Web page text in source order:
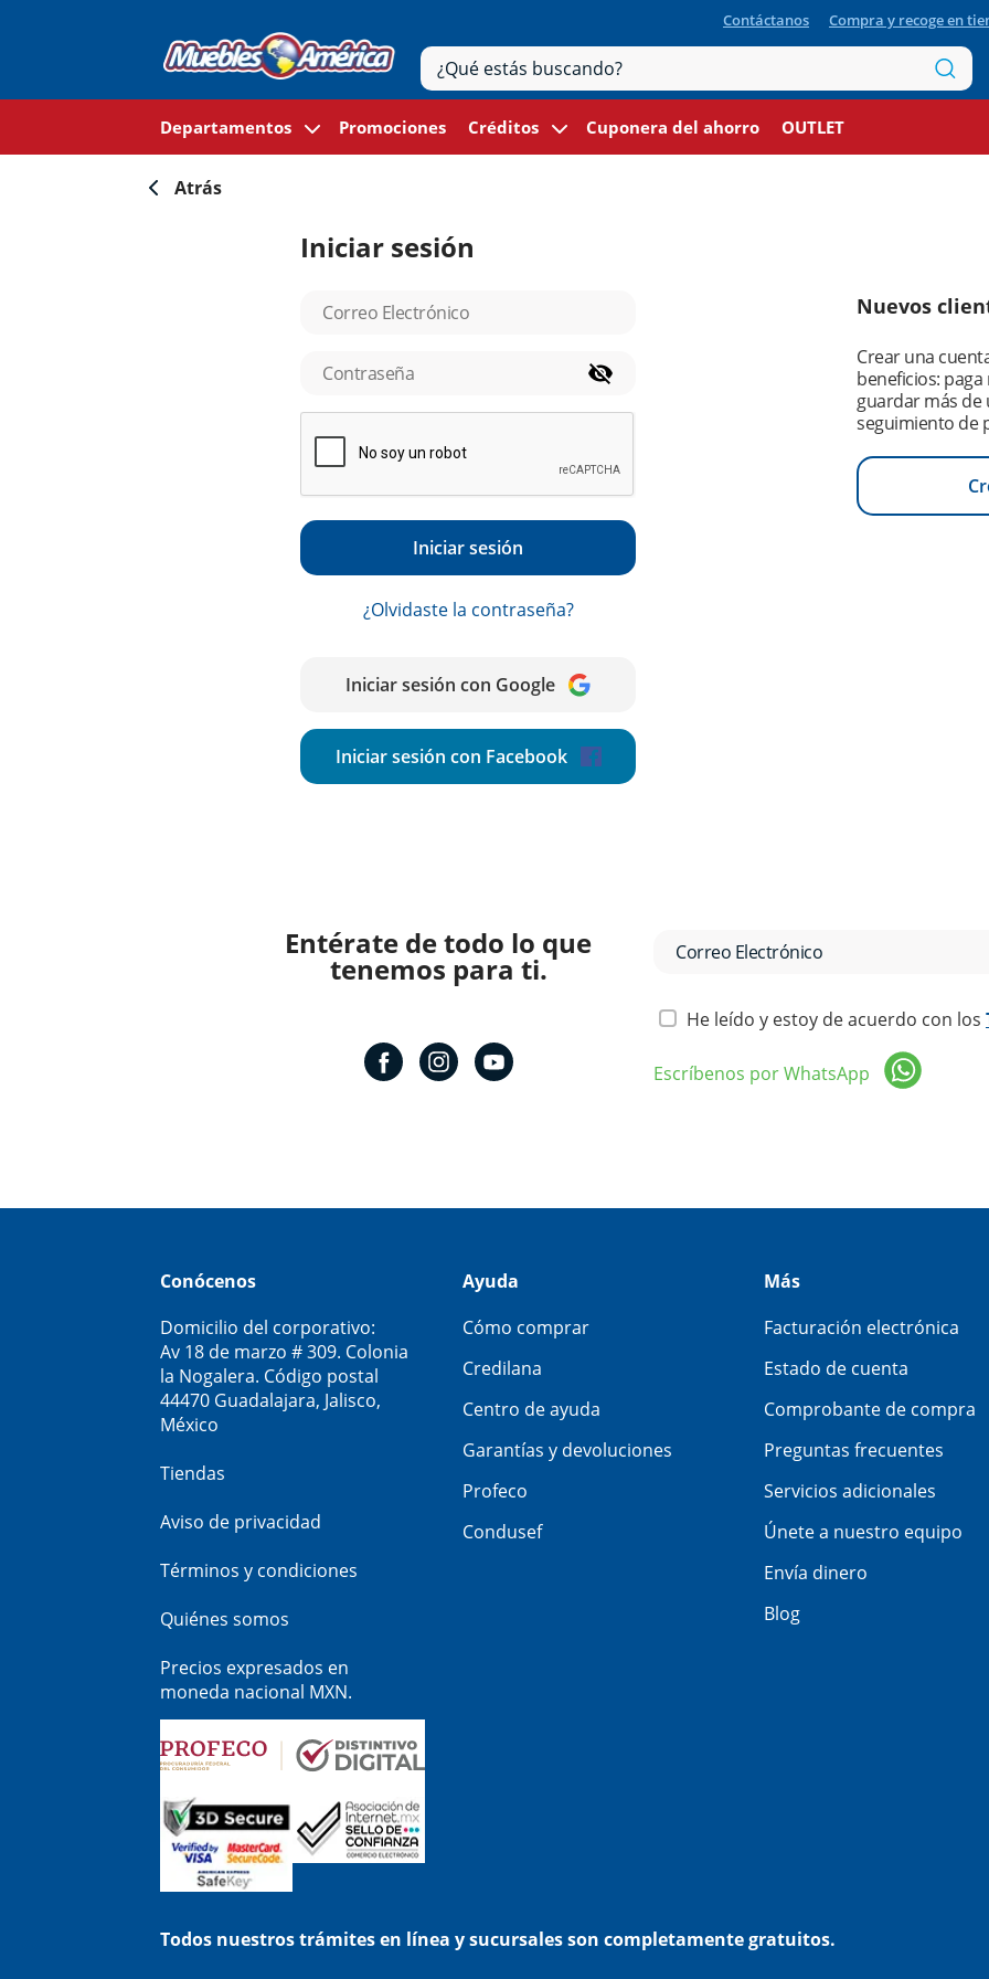
Contáctanos Compra y recoge en
Departamentos Promociones Créditos Cuponera del ahorro OUTLET
Atrás
Iniciar sesión
Iniciar sesión
¿Olvidaste la contraseña?
Iniciar sesión con Google
Iniciar sesión con Facebook
Nuevos
Crear una
beneficios:
guardar más de
seguimiento de
Entérate de todo lo que
tenemos para ti.
He leído y estoy de acuerdo con los
Escríbenos por WhatsApp
Conócenos
Domicilio del corporativo:
Av 18 de marzo # 309. Colonia
la Nogalera. Código postal
44470 Guadalajara, Jalisco,
México
Tiendas
Aviso de privacidad
Términos y condiciones
Quiénes somos
Precios expresados en
moneda nacional MXN.
Ayuda
Cómo comprar
Credilana
Centro de ayuda
Garantías y devoluciones
Profeco
Condusef
Más
Facturación electrónica
Estado de cuenta
Comprobante de compra
Preguntas frecuentes
Servicios adicionales
Únete a nuestro equipo
Envía dinero
Blog
Todos nuestros trámites en línea y sucursales son completamente gratuitos.